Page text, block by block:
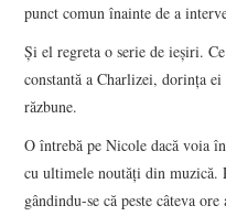
punct comun înainte de a
Şi el regreta o serie de ieşiri.
constantă a Charlizei, dorinţa ei
răzbune.
O întrebă pe Nicole dacă voia
cu ultimele noutăţi din muzică.
gândindu-se că peste câteva